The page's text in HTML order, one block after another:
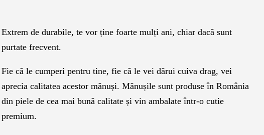
Extrem de durabile, te vor ține foarte mulți ani, chiar dacă sunt
purtate frecvent.
Fie că le cumperi pentru tine, fie că le vei dărui cuiva drag, vei
aprecia calitatea acestor mănuși. Mănușile sunt produse în România
din piele de cea mai bună calitate și vin ambalate într-o cutie
premium.